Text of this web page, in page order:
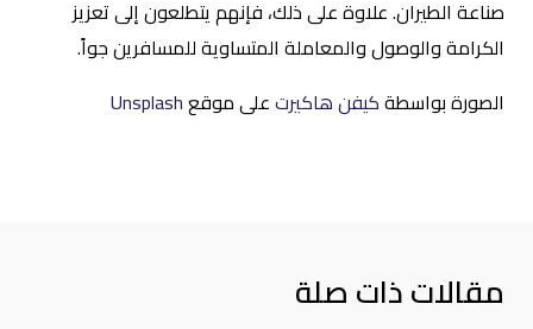
صناعة الطيران. علاوة على ذلك، فإنهم يتطلعون إلى تعزيز
الكرامة والوصول والمعاملة المتساوية للمسافرين جواً.
الصورة بواسطةكيفن هاكيرتعلى موقعUnsplash
مقالات ذات صلة